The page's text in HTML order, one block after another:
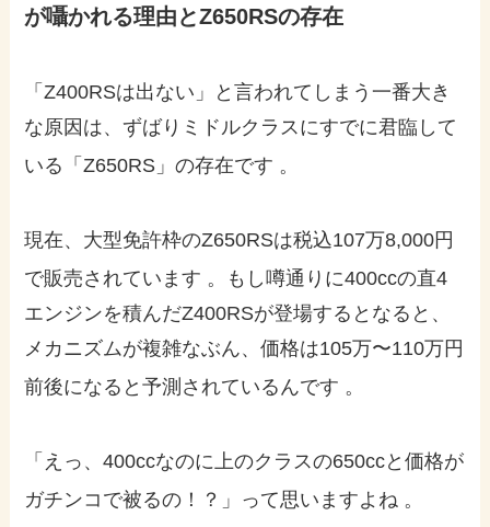
が囁かれる理由とZ650RSの存在
「Z400RSは出ない」と言われてしまう一番大き
な原因は、ずばりミドルクラスにすでに君臨して
いる「Z650RS」の存在です 。
現在、大型免許枠のZ650RSは税込107万8,000円
で販売されています 。もし噂通りに400ccの直4
エンジンを積んだZ400RSが登場するとなると、
メカニズムが複雑なぶん、価格は105万〜110万円
前後になると予測されているんです 。
「えっ、400ccなのに上のクラスの650ccと価格が
ガチンコで被るの！？」って思いますよね 。